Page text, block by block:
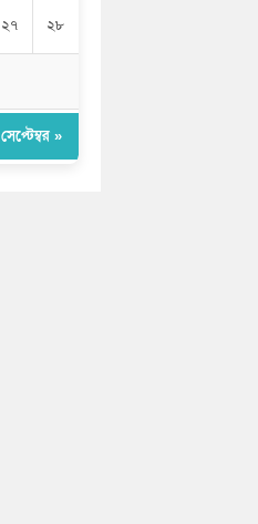
২৭ ২৮
সেপ্টেম্বর »